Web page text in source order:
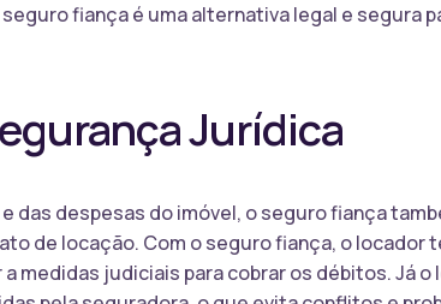
fiança é uma alternativa legal e segura
Jurídica
das despesas do imóvel, o seguro fiança
de locação. Com o seguro fiança, o locador
medidas judiciais para cobrar os débitos. Já